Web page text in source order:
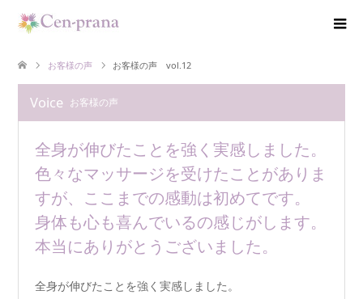
お客様の声 お客様の声 vol.12
Voice お客様の声
全身が伸びたことを強く実感しました。
色々なマッサージを受けたことがありま
すが、ここまでの感動は初めてです。
身体も心も喜んでいるの感じがします。
本当にありがとうございました。
全身が伸びたことを強く実感しました。